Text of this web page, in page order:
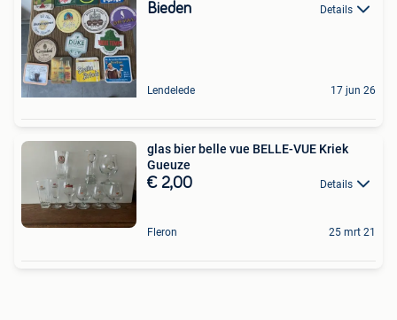
Bieden Details
Lendelede 17 jun 26
glas bier belle vue BELLE-VUE Kriek
Gueuze
€ 2,00 Details
Fleron 25 mrt 21